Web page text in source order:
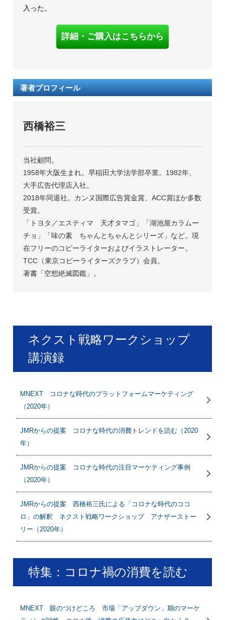
入った。
詳細・ご購入はこちらから
著者プロフィール
西橋裕三
当社顧問。
1958年大阪生まれ。早稲田大学法学部卒業。1982年、
大手広告代理店入社。
2018年同退社。カンヌ国際広告賞金賞、ACC賞ほか多数
受賞。
「トヨタ／エスティマ 天才タマゴ」「湖池屋カラムー
チョ」「味の素 ちゃんとちゃんとシリーズ」など。現
在フリーのコピーライターおよびイラストレーター。
TCC（東京コピーライターズクラブ）会員。
著書「空想絶滅図鑑」。
ネクスト戦略ワークショップ
講演録
MNEXT コロナな時代のプラットフォームマーケティング
（2020年）
JMRからの提案 コロナな時代の消費トレンドを読む（2020
年）
JMRからの提案 コロナな時代の注目マーケティング事例
（2020年）
JMRからの提案 西橋裕三氏による「コロナな時代のココ
ロ」の解釈 ネクスト戦略ワークショップ アナザーストー
リー（2020年）
特集：コロナ禍の消費を読む
MNEXT 眼のつけどころ 市場「アップダウン」期のマーケ